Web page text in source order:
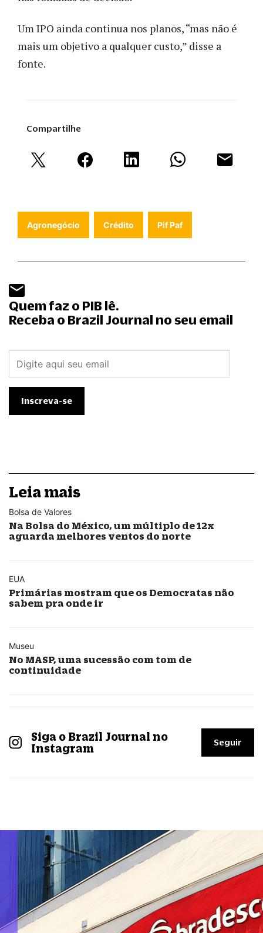
Um IPO ainda continua nos planos, “mas não é
mais um objetivo a qualquer custo,” disse a
fonte.
Compartilhe
Agronegócio Crédito Pif Paf
Quem faz o PIB lê.
Receba o Brazil Journal no seu email
Leia mais
Bolsa de Valores
Na Bolsa do México, um múltiplo de 12x
aguarda melhores ventos do norte
EUA
Primárias mostram que os Democratas não
sabem pra onde ir
Museu
No MASP, uma sucessão com tom de
continuidade
Siga o Brazil Journal no
Instagram
Seguir